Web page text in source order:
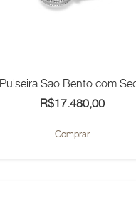
Pulseira Sao Bento com
R$17.480,00
Comprar